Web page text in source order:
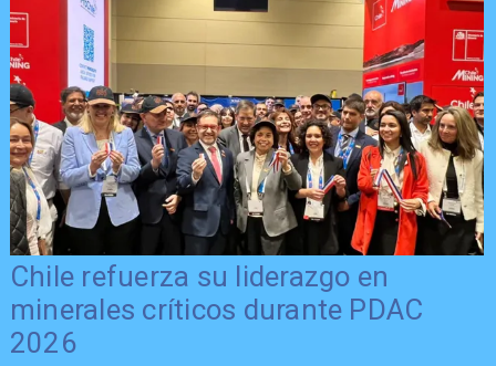
Chile refuerza su liderazgo en
minerales críticos durante PDAC
2026